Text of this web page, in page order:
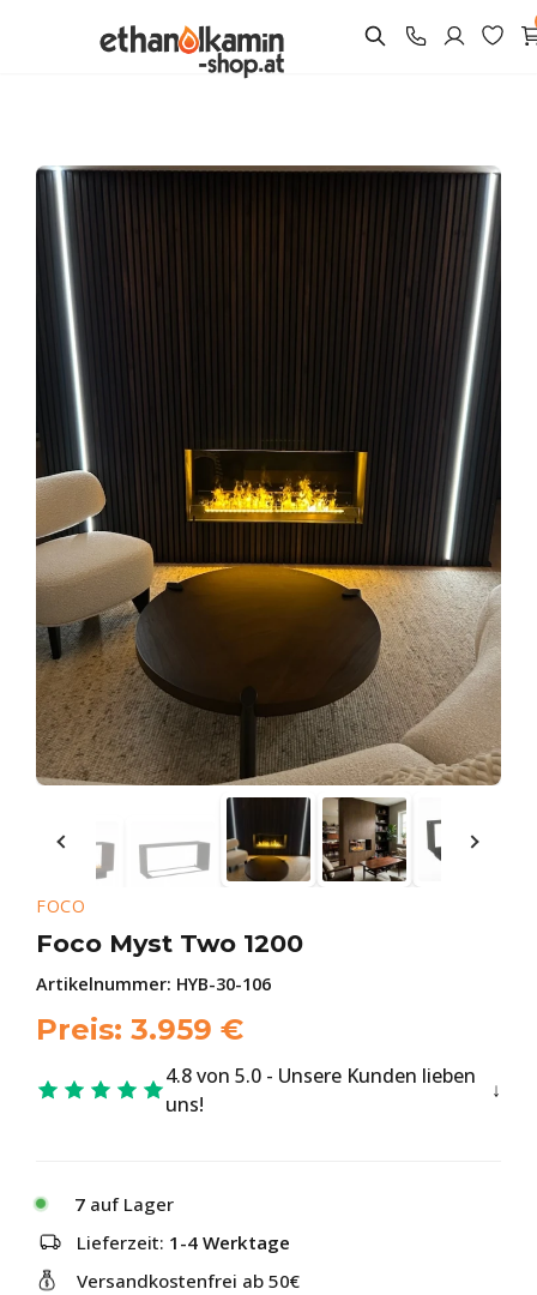
FOCO
Foco Myst Two 1200
Artikelnummer: HYB-30-106
Preis: 3.959 €
4.8 von 5.0 - Unsere Kunden lieben
uns!
7 auf Lager
Lieferzeit: 1-4 Werktage
Versandkostenfrei ab 50€